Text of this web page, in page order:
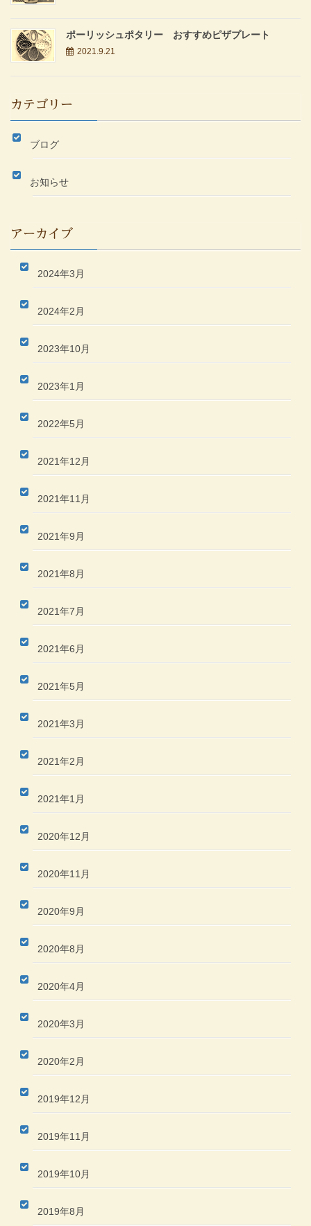
ポーリッシュポタリー おすすめピザプレート
2021.9.21
カテゴリー
ブログ
お知らせ
アーカイブ
2024年3月
2024年2月
2023年10月
2023年1月
2022年5月
2021年12月
2021年11月
2021年9月
2021年8月
2021年7月
2021年6月
2021年5月
2021年3月
2021年2月
2021年1月
2020年12月
2020年11月
2020年9月
2020年8月
2020年4月
2020年3月
2020年2月
2019年12月
2019年11月
2019年10月
2019年8月